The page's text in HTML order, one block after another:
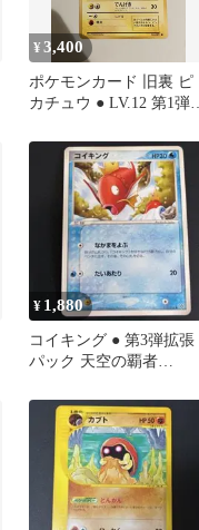
¥3,400
ポケモンカード 旧裏 ピ
カチュウ ● LV.12 第1弾拡
¥ 1,880
コイキング ● 第3弾拡張
パック 天空の覇者